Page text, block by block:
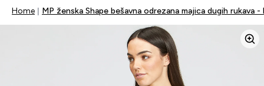
Home MP ženska Shape bešavna odrezana majica dugih rukava